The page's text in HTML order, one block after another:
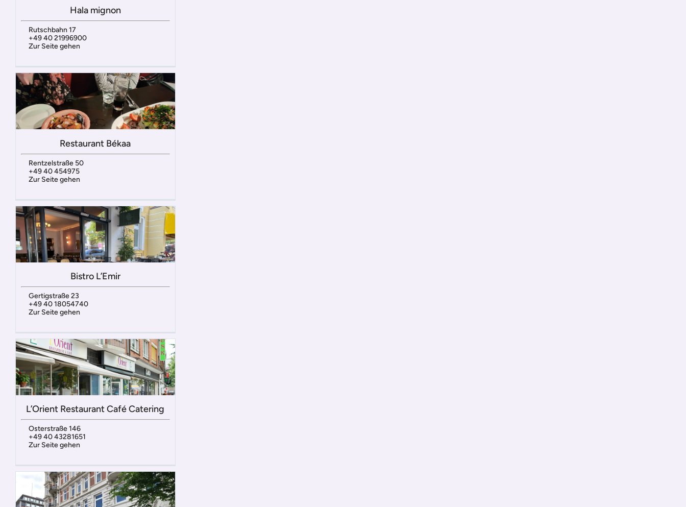
Hala mignon
Rutschbahn 17
+49 40 21996900
Zur Seite gehen
Restaurant Békaa
Rentzelstraße 50
+49 40 454975
Zur Seite gehen
Bistro L’Emir
Gertigstraße 23
+49 40 18054740
Zur Seite gehen
L’Orient Restaurant Café Catering
Osterstraße 146
+49 40 43281651
Zur Seite gehen